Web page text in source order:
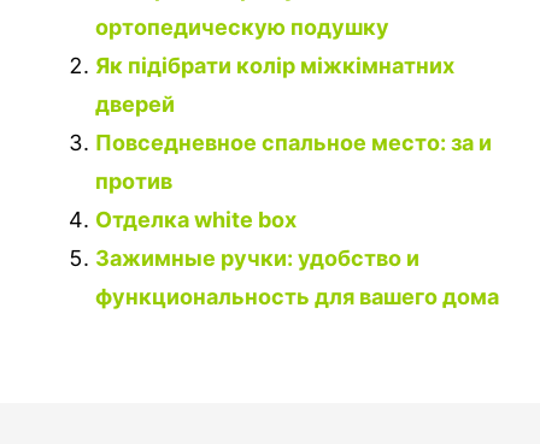
ортопедическую подушку
Як підібрати колір міжкімнатних
дверей
Повседневное спальное место: за и
против
Отделка white box
Зажимные ручки: удобство и
функциональность для вашего дома